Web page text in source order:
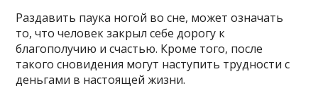
Раздавить паука ногой во сне, может означать
то, что человек закрыл себе дорогу к
благополучию и счастью. Кроме того, после
такого сновидения могут наступить трудности с
деньгами в настоящей жизни.